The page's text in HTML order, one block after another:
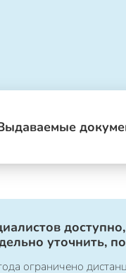
уточнить,
ограничено